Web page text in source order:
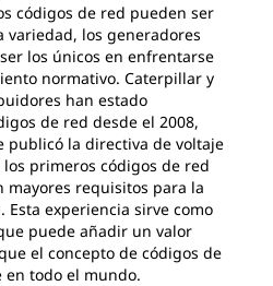
códigos de red pueden ser
variedad, los generadores
los únicos en enfrentarse
normativo. Caterpillar y
han estado
de red desde el 2008,
publicó la directiva de voltaje
primeros códigos de red
mayores requisitos para la
experiencia sirve como
puede añadir un valor
el concepto de códigos de
en todo el mundo.